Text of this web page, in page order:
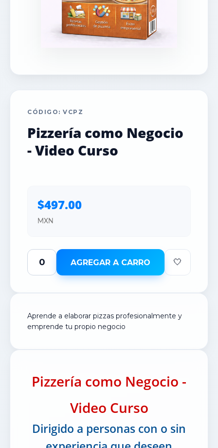
CÓDIGO: VCPZ
Pizzería como Negocio
- Video Curso
$497.00
MXN
AGREGAR A CARRO 🤍
Aprende a elaborar pizzas profesionalmente y
emprende tu propio negocio
Pizzería como Negocio -
Video Curso
Dirigido a personas con o sin